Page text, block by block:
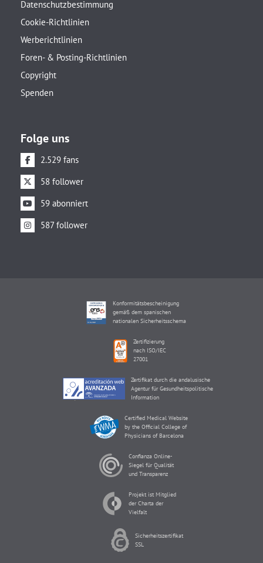
Datenschutzbestimmung
Cookie-Richtlinien
Werberichtlinien
Foren- & Posting-Richtlinien
Copyright
Spenden
Folge uns
2.529 fans
58 follower
59 abonniert
587 follower
Konformitätsbescheinigung
gemäß dem spanischen
nationalen Sicherheitsschema
Zertifizierung
nach ISO/IEC
27001
Zertifikat durch die andalusische
Agentur für Gesundheitspolitische
Information
Certified Medical Website
by the Official College of
Physicians of Barcelona
Confianza Online-
Siegel für Qualität
und Transparenz
Projekt ist Mitglied
der Charta der
Vielfalt
Sicherheitszertifikat
SSL